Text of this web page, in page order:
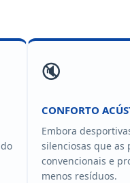
🔇
CONFORTO
Embora
silenciosas que as
convencionais e
menos resíduos.